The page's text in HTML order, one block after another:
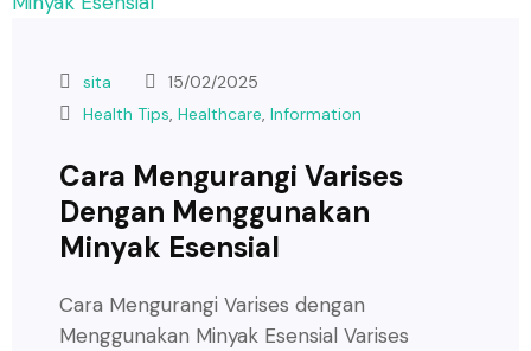
sita
15/02/2025
Health Tips, Healthcare, Information
Cara Mengurangi Varises
Dengan Menggunakan
Minyak Esensial
Cara Mengurangi Varises dengan
Menggunakan Minyak Esensial Varises